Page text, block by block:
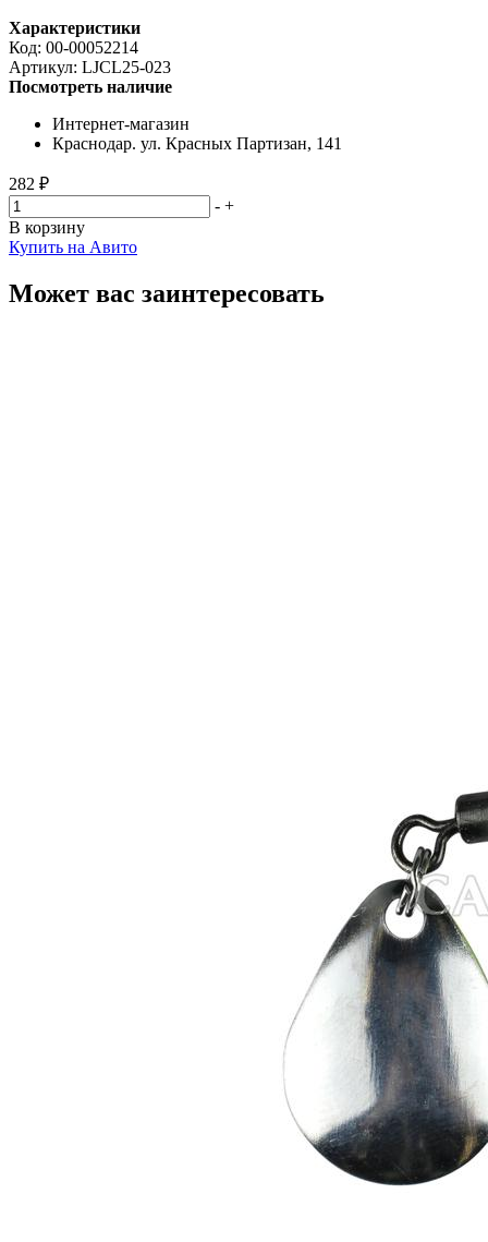
Характеристики
Код: 00-00052214
Артикул: LJCL25-023
Посмотреть наличие
Интернет-магазин
Краснодар. ул. Красных Партизан, 141
282 ₽
- +
В корзину
Купить на Авито
Может вас заинтересовать